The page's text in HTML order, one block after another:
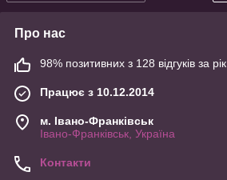
Про нас
98% позитивних з 128 відгуків за рік
Працює з 10.12.2014
м. Івано-Франківськ
Івано-Франківськ, Україна
Контакти